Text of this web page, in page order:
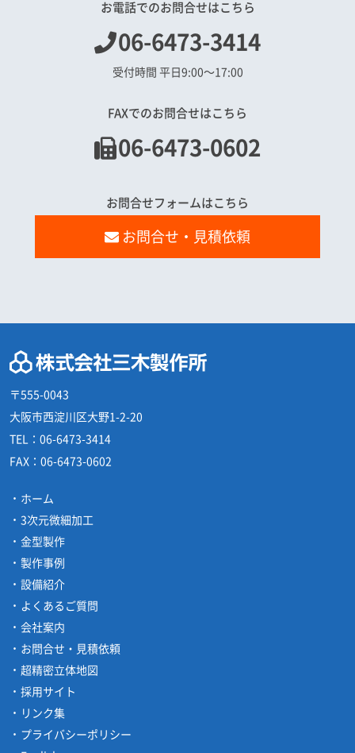
お電話でのお問合せはこちら
06-6473-3414
受付時間 平日9:00〜17:00
FAXでのお問合せはこちら
06-6473-0602
お問合せフォームはこちら
お問合せ・見積依頼
〒555-0043
大阪市西淀川区大野1-2-20
TEL： 06-6473-3414
FAX： 06-6473-0602
ホーム
3次元微細加工
金型製作
製作事例
設備紹介
よくあるご質問
会社案内
お問合せ・見積依頼
超精密立体地図
採用サイト
リンク集
プライバシーポリシー